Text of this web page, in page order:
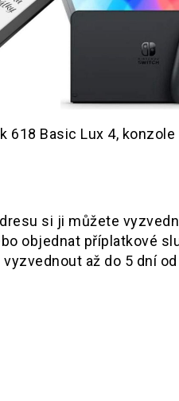
618 Basic Lux 4,
si ji můžete
objednat příplatkové
až do 5 dní